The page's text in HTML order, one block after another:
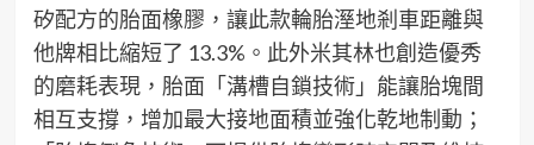
矽配方的胎面橡膠 ， 讓此款輪胎溼地剎 車距離與
他牌相比縮短了 13.3% 。 此外米其林也創造優秀
的磨耗表現，胎面 「溝槽自鎖技術」 能讓胎塊間
相互支撐，增加最大接地面積並強化乾地制動 ；